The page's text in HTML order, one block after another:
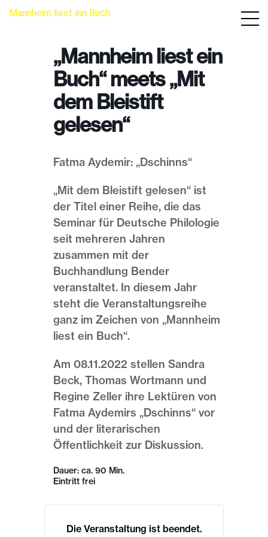
Mannheim liest ein Buch
„Mannheim liest ein
Buch“ meets „Mit
dem Bleistift
gelesen“
Fatma Aydemir: „Dschinns“
„Mit dem Bleistift gelesen“ ist
der Titel einer Reihe, die das
Seminar für Deutsche Philologie
seit mehreren Jahren
zusammen mit der
Buchhandlung Bender
veranstaltet. In diesem Jahr
steht die Veranstaltungsreihe
ganz im Zeichen von „Mannheim
liest ein Buch“.
Am 08.11.2022 stellen Sandra
Beck, Thomas Wortmann und
Regine Zeller ihre Lektüren von
Fatma Aydemirs „Dschinns“ vor
und der literarischen
Öffentlichkeit zur Diskussion.
Dauer: ca. 90 Min.
Eintritt frei
Die Veranstaltung ist beendet.